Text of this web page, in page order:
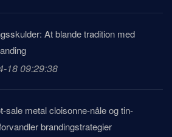
At blande tradition med
18 09:29:38
sale metal cloisonne-nåle og tin-
brandingstrategier